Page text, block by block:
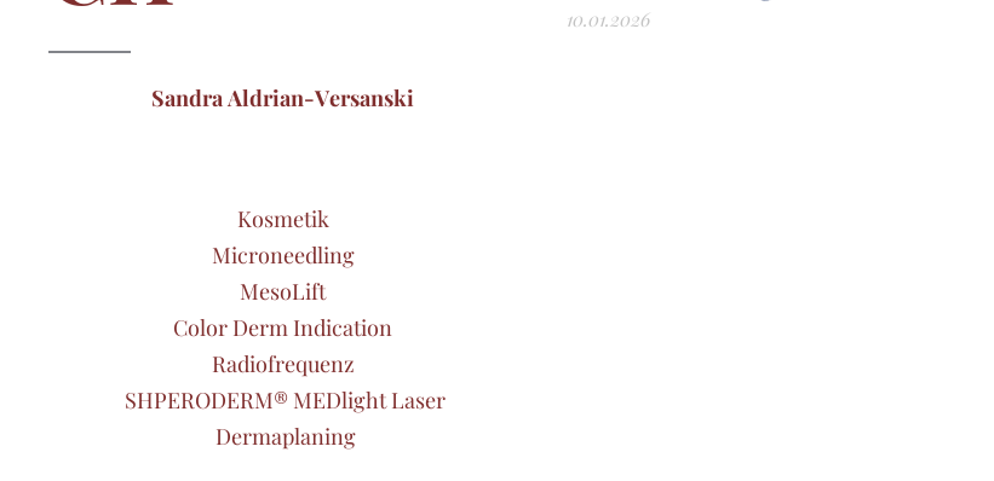
Sandra Aldrian-Versanski
Kosmetik
Microneedling
MesoLift
Color Derm Indication
Radiofrequenz
SHPERODERM® MEDlight Laser
Dermaplaning
10.01.2026